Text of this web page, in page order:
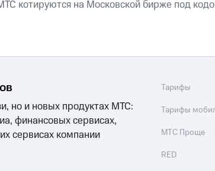
котируются на Московской бирже под
но и новых продуктах МТС:
финансовых сервисах,
сервисах компании
Тарифы
Тарифы
МТС Проще
RED